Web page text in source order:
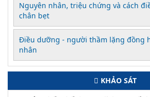
Nguyên nhân, triệu chứng và cách
chân bẹt
Điều dưỡng - người thầm lặng đồng
nhân
KHẢO SÁT